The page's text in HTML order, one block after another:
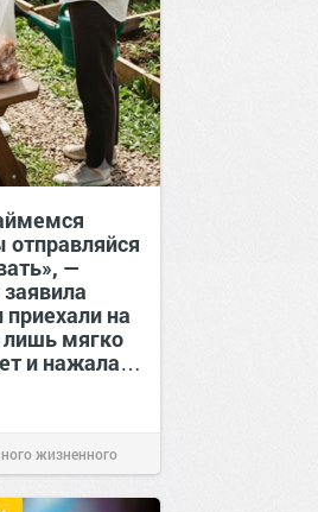
—
приехали на
мягко
и нажала…
жизненного